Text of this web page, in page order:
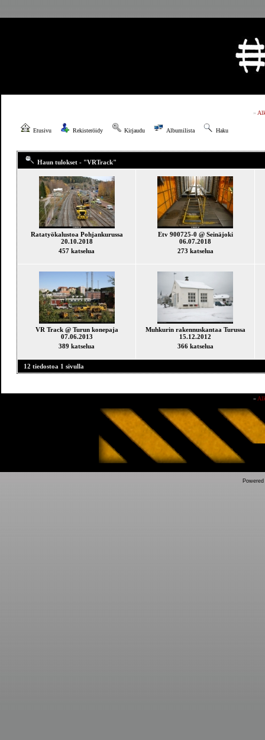
»
Etusivu Rekisteröidy Kirjaudu Albumilista Haku
Haun tulokset - "VRTrack"
Ratatyökalustoa Pohjankurussa
20.10.2018
457 katselua
Etv 900725-0 @ Seinäjoki
06.07.2018
273 katselua
VR Track @ Turun konepaja
07.06.2013
389 katselua
Muhkurin rakennuskantaa Turussa
15.12.2012
366 katselua
12 tiedostoa 1 sivulla
»